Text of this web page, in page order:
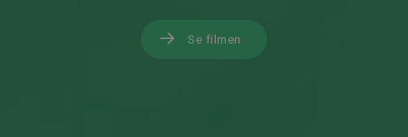
Se filmen